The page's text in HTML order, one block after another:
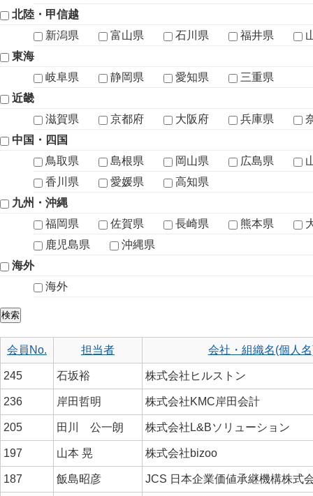
北陸・甲信越
新潟県
富山県 石川県 福井県
東海
岐阜県
静岡県 愛知県
三重県
近畿
滋賀県
京都府 大阪府 兵庫県
中国・四国
鳥取県
島根県 岡山県 広島県
香川県
愛媛県
高知県
九州・沖縄
福岡県
佐賀県 長崎県 熊本県
鹿児島県
沖縄県
海外
海外
会員No. 担当者 会社・組織名(個人
245 石坂裕 株式会社ヒルストン
236 岸田哲明 株式会社KMC岸田会計
205 田川 公一朗 株式会社L&Bソリューション
197 山本 晃 株式会社bizoo
187 飯島昭彦 JCS 日本企業価値承継機構株式